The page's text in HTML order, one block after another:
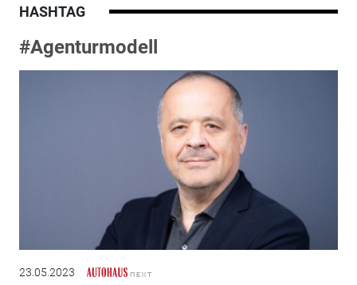
HASHTAG
#Agenturmodell
23.05.2023